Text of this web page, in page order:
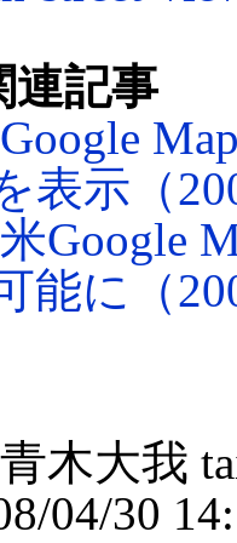
連記事
Google
表示（
米Google
能に（
青木大我
04/30